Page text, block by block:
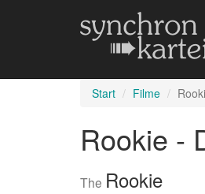
Start Filme
Rookie -
The Rookie